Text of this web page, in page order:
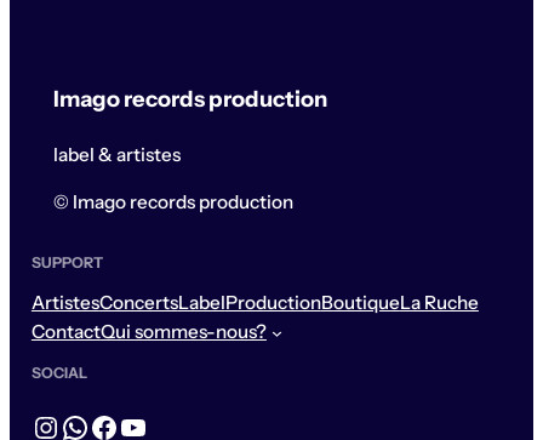
Imago records production
label & artistes
© Imago records production
SUPPORT
ArtistesConcertsLabelProductionBoutiqueLa Ruche
ContactQui sommes-nous?
SOCIAL
Instagram
WhatsApp
Facebook
YouTube